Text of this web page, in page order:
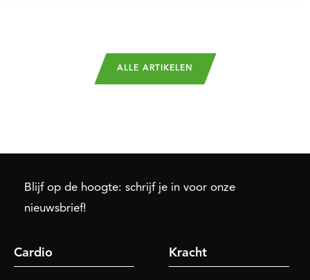
ALLE ARTIKELEN
Blijf op de hoogte: schrijf je in voor onze
nieuwsbrief!
Cardio Kracht